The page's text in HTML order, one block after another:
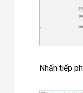
Nhấn tiếp